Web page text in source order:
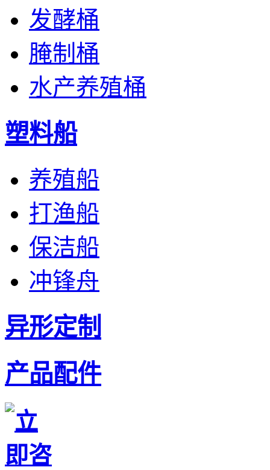
发酵桶
腌制桶
水产养殖桶
塑料船
养殖船
打渔船
保洁船
冲锋舟
异形定制
产品配件